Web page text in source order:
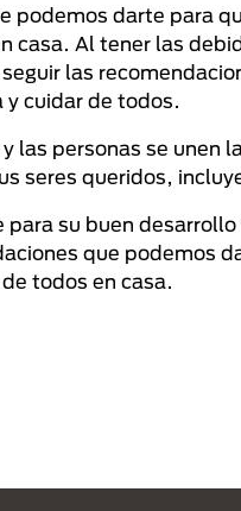
podemos darte para
casa. Al tener las
las
y cuidar de todos.
las personas se unen
seres queridos,
su buen
que podemos
todos en casa.